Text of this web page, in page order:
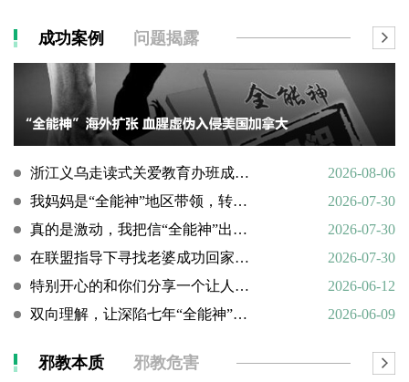
成功案例 问题揭露
浙江义乌走读式关爱教育办班成功转化9名“全能神”“全范围教会”等邪教人员
2026-08-06
我妈妈是“全能神”地区带领，转化情况好转
2026-07-30
真的是激动，我把信“全能神”出走的老婆找了回来
2026-07-30
在联盟指导下寻找老婆成功回家回顾
2026-07-30
特别开心的和你们分享一个让人欣慰的好消息
2026-06-12
双向理解，让深陷七年“全能神”的母亲彻底醒悟
2026-06-09
邪教本质 邪教危害